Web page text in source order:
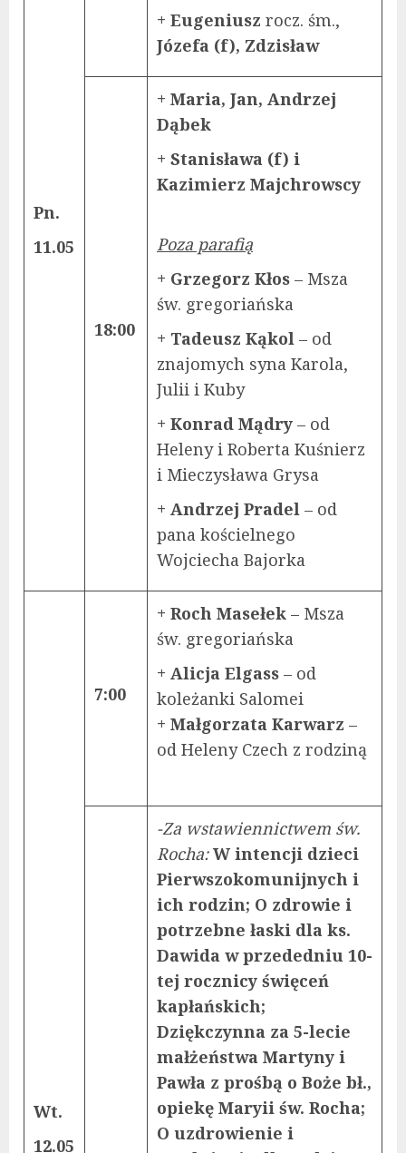
Pn.
11.05
+ Eugeniusz rocz. śm.,
Józefa (f), Zdzisław
18:00
+ Maria, Jan, Andrzej
Dąbek
+ Stanisława (f) i
Kazimierz Majchrowscy
Poza parafią
+ Grzegorz Kłos – Msza
św. gregoriańska
+ Tadeusz Kąkol – od
znajomych syna Karola,
Julii i Kuby
+ Konrad Mądry – od
Heleny i Roberta Kuśnierz
i Mieczysława Grysa
+ Andrzej Pradel – od
pana kościelnego
Wojciecha Bajorka
Wt.
12.05
7:00
+ Roch Masełek – Msza
św. gregoriańska
+ Alicja Elgass – od
koleżanki Salomei
+ Małgorzata Karwarz –
od Heleny Czech z rodziną
-Za wstawiennictwem św.
Rocha:W intencji dzieci
Pierwszokomunijnych i
ich rodzin; O zdrowie i
potrzebne łaski dla ks.
Dawida w przededniu 10-
tej rocznicy święceń
kapłańskich;
Dziękczynna za 5-lecie
małżeństwa Martyny i
Pawła z prośbą o Boże bł.,
opiekę Maryii św. Rocha;
O uzdrowienie i